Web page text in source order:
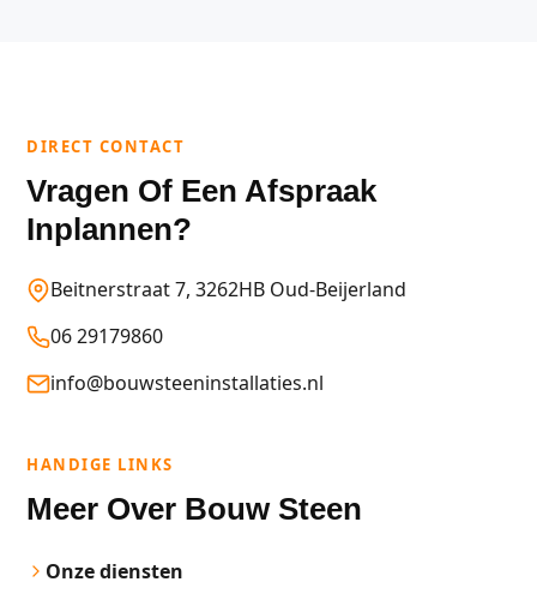
DIRECT CONTACT
Vragen Of Een Afspraak
Inplannen?
Beitnerstraat 7, 3262HB Oud-Beijerland
06 29179860
info@bouwsteeninstallaties.nl
HANDIGE LINKS
Meer Over Bouw Steen
Onze diensten